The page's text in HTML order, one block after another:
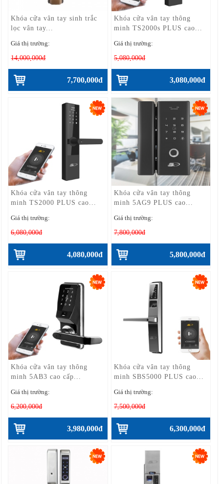
Khóa cửa vân tay sinh trắc
lọc vân tay...
Giá thị trường:
14,000,000đ
7,700,000đ
Khóa cửa vân tay thông
minh TS2000s PLUS cao...
Giá thị trường:
5,080,000đ
3,080,000đ
Khóa cửa vân tay thông
minh TS2000 PLUS cao...
Giá thị trường:
6,080,000đ
4,080,000đ
Khóa cửa vân tay thông
minh 5AG9 PLUS cao...
Giá thị trường:
7,800,000đ
5,800,000đ
Khóa cửa vân tay thông
minh 5AB3 cao cấp...
Giá thị trường:
6,200,000đ
3,980,000đ
Khóa cửa vân tay thông
minh SBS5000 PLUS cao...
Giá thị trường:
7,500,000đ
6,300,000đ